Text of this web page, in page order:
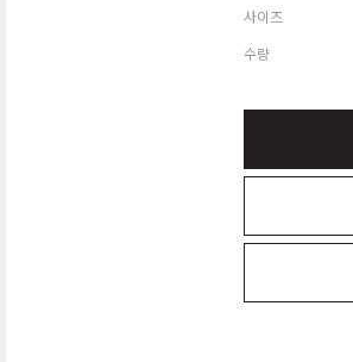
사이즈
수량